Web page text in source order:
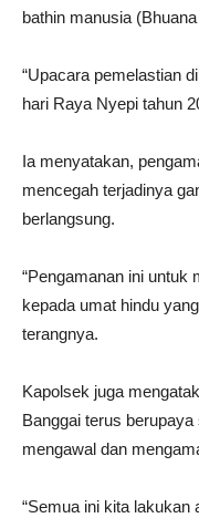
bathin manusia
“Upacara pemelastian
hari Raya Nyepi tahun
Ia menyatakan,
mencegah terjadinya
berlangsung.
“Pengamanan ini untuk
kepada umat hindu
terangnya.
Kapolsek juga
Banggai terus
mengawal dan
“Semua ini kita lakukan